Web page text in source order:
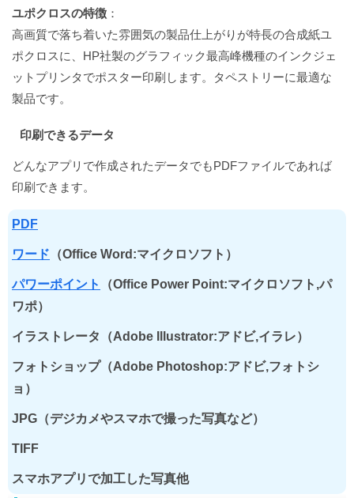
ユポクロスの特徴 ：
高画質で落ち着いた雰囲気の製品仕上がりが特長の合成紙ユ
ポクロスに、HP社製のグラフィック最高峰機種のインクジェ
ットプリンタでポスター印刷します。タペストリーに最適な
製品です。
印刷できるデータ
どんなアプリで作成されたデータでもPDFファイルであれば
印刷できます。
PDF
ワード （Office Word:マイクロソフト）
パワーポイント
（Office Power Point:マイクロソフト,パ
ワポ）
イラストレータ（Adobe Illustrator:アドビ,イラレ）
フォトショップ（Adobe Photoshop:アドビ,フォトシ
ョ）
JPG（デジカメやスマホで撮った写真など）
TIFF
スマホアプリで加工した写真他